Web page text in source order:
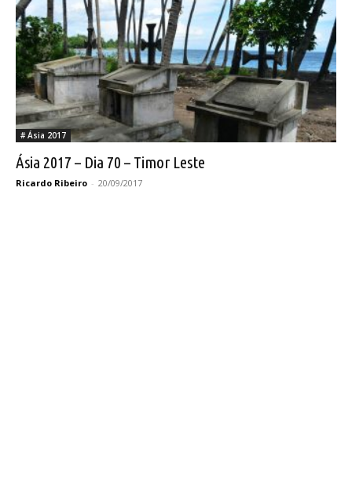
# Ásia 2017
Ásia 2017 – Dia 70 – Timor Leste
Ricardo Ribeiro - 20/09/2017